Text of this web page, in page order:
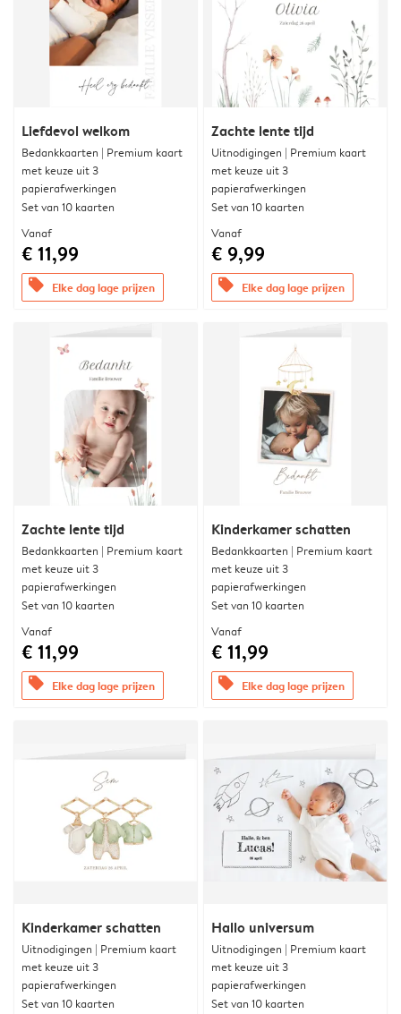
Liefdevol welkom
Bedankkaarten | Premium kaart
met keuze uit 3
papierafwerkingen
Set van 10 kaarten
Vanaf
€ 11,99
offers Elke dag lage prijzen
Zachte lente tijd
Uitnodigingen | Premium kaart
met keuze uit 3
papierafwerkingen
Set van 10 kaarten
Vanaf
€ 9,99
offers Elke dag lage prijzen
Zachte lente tijd
Bedankkaarten | Premium kaart
met keuze uit 3
papierafwerkingen
Set van 10 kaarten
Vanaf
€ 11,99
offers Elke dag lage prijzen
Kinderkamer schatten
Bedankkaarten | Premium kaart
met keuze uit 3
papierafwerkingen
Set van 10 kaarten
Vanaf
€ 11,99
offers Elke dag lage prijzen
Kinderkamer schatten
Uitnodigingen | Premium kaart
met keuze uit 3
papierafwerkingen
Set van 10 kaarten
Hallo universum
Uitnodigingen | Premium kaart
met keuze uit 3
papierafwerkingen
Set van 10 kaarten